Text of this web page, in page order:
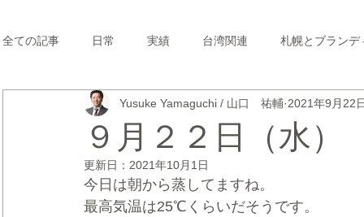
全ての記事 日常 実績 台湾関連 札幌とブランデ
リブランディング® さとうきび繊維のストロー 中国
CRMブランディング® デジタルマーケティングブランデ
９月２２日（水
Yusuke Yamaguchi / 山口 祐輔 2021年9月22
更新日： 2021年10月1日
今日は朝から蒸してますね。
最高気温は25℃くらいだそうです。